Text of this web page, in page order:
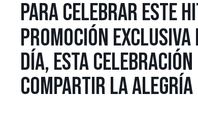
PARA CELEBRAR ESTE
PROMOCIÓN EXCLUSIVA
DÍA, ESTA
COMPARTIR LA ALEGRÍA